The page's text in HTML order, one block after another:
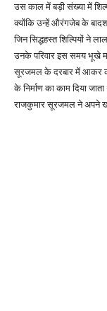
उस काल में बड़ी संख्या में
क्योंकि उन्हें औरंगजेब के
जिन सिद्धहस्त शिल्पियों ने
उनके परिवार इस समय भूखे
सूरजमल के दरबार में आकर
के निर्माण का काम दिया
राजकुमार सूरजमल ने अपने